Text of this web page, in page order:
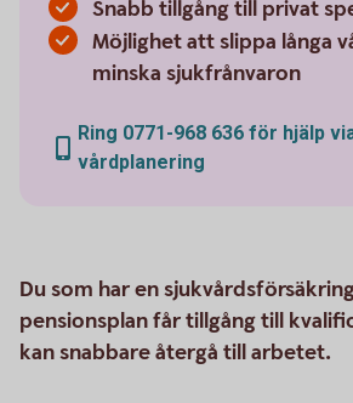
Snabb tillgång till privat
Möjlighet att slippa långa
minska sjukfrånvaron
Ring 0771-968 636 för hjälp
vårdplanering
Du som har en
pensionsplan får tillgång till
kan snabbare återgå till arbetet.